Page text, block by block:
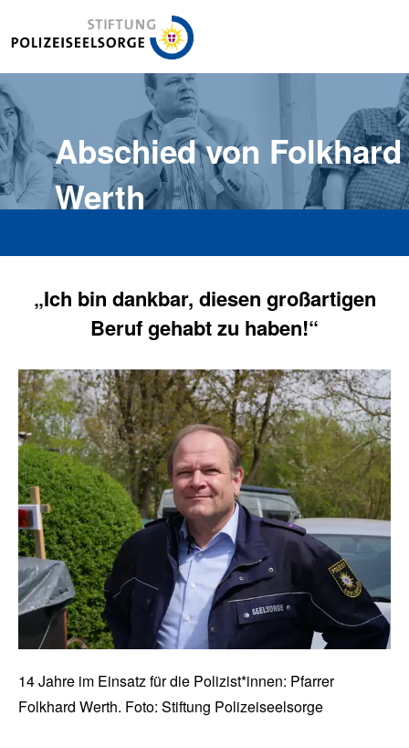
Stiftung Polizeiseelsorge
Abschied von Folkhard
Werth
„Ich bin dankbar, diesen großartigen
Beruf gehabt zu haben!“
14 Jahre im Einsatz für die Polizist*innen: Pfarrer
Folkhard Werth. Foto: Stiftung Polizeiseelsorge